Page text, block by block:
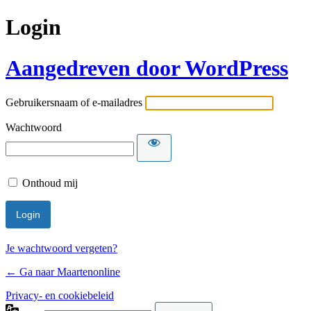
Login
Aangedreven door WordPress
Gebruikersnaam of e-mailadres
Wachtwoord
Onthoud mij
Je wachtwoord vergeten?
← Ga naar Maartenonline
Privacy- en cookiebeleid